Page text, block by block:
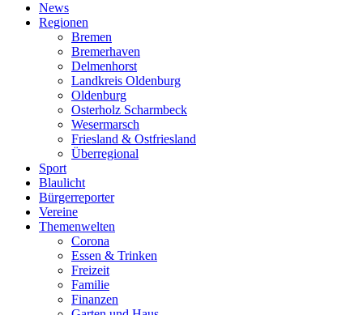
News
Regionen
Bremen
Bremerhaven
Delmenhorst
Landkreis Oldenburg
Oldenburg
Osterholz Scharmbeck
Wesermarsch
Friesland & Ostfriesland
Überregional
Sport
Blaulicht
Bürgerreporter
Vereine
Themenwelten
Corona
Essen & Trinken
Freizeit
Familie
Finanzen